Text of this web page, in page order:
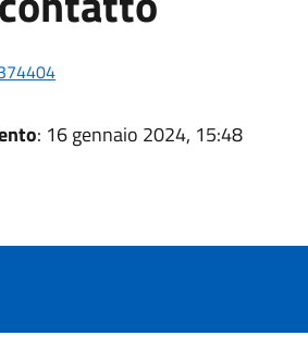
: 16 gennaio 2024, 15:48